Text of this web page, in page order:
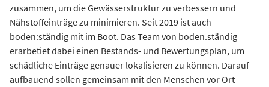
zusammen, um die Gewässerstruktur zu verbessern und
Nähstoffeinträge zu minimieren. Seit 2019 ist auch
boden:ständig mit im Boot. Das Team von boden.ständig
erarbetiet dabei einen Bestands- und Bewertungsplan, um
schädliche Einträge genauer lokalisieren zu können. Darauf
aufbauend sollen gemeinsam mit den Menschen vor Ort